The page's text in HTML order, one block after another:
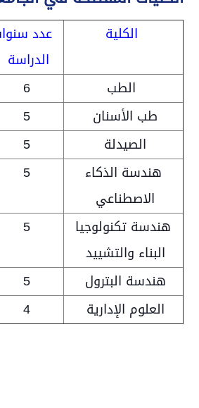
الكلية
عدد
الدراسة
الطب
6
طب الأسنان
5
الصيدلة
5
هندسة الذكاء
الاصطناعي
5
هندسة تكنولوجيا
البناء والتشييد
5
هندسة البترول 5
العلوم الإدارية
4